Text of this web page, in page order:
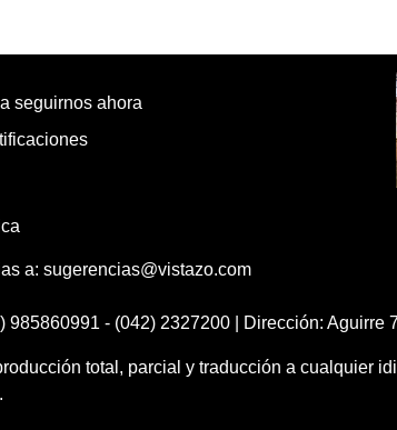
seguirnos ahora
a: sugerencias@vistazo.com
985860991 - (042) 2327200 | Dirección: Aguirre
total, parcial y traducción a cualquier